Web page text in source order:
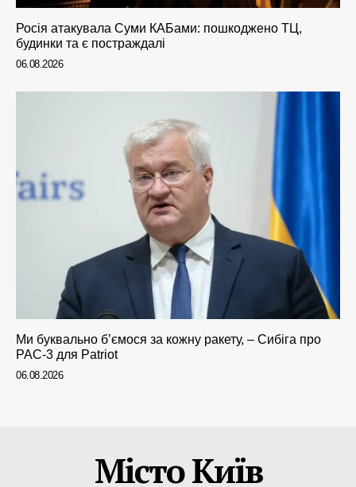
Росія атакувала Суми КАБами: пошкоджено ТЦ,
будинки та є постраждалі
06.08.2026
Ми буквально б’ємося за кожну ракету, – Сибіга про
PAC-3 для Patriot
06.08.2026
Місто Київ